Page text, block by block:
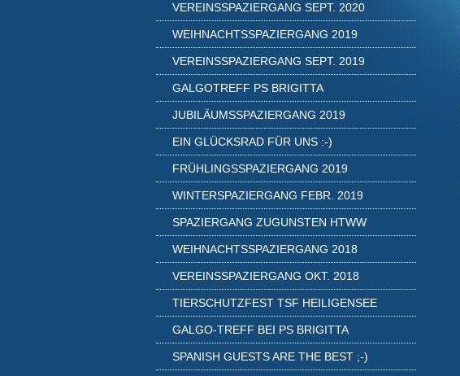
VEREINSSPAZIERGANG SEPT. 2020
WEIHNACHTSSPAZIERGANG 2019
VEREINSSPAZIERGANG SEPT. 2019
GALGOTREFF PS BRIGITTA
JUBILÄUMSSPAZIERGANG 2019
EIN GLÜCKSRAD FÜR UNS :-)
FRÜHLINGSSPAZIERGANG 2019
WINTERSPAZIERGANG FEBR. 2019
SPAZIERGANG ZUGUNSTEN HTWW
WEIHNACHTSSPAZIERGANG 2018
VEREINSSPAZIERGANG OKT. 2018
TIERSCHUTZFEST TSF HEILIGENSEE
GALGO-TREFF BEI PS BRIGITTA
SPANISH GUESTS ARE THE BEST ;-)